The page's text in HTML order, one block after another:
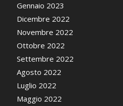
Gennaio 2023
Dicembre 2022
Novembre 2022
Ottobre 2022
Settembre 2022
Agosto 2022
Luglio 2022
Maggio 2022